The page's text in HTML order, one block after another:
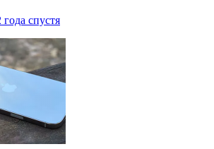
года спустя